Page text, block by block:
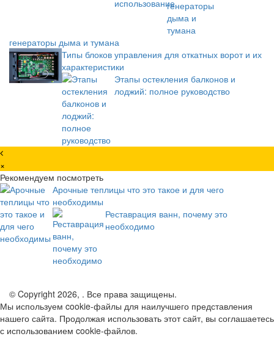
генераторы дыма и тумана
Типы блоков управления для откатных ворот и их
характеристики
Этапы остекления балконов и
лоджий: полное руководство
×
Рекомендуем посмотреть
Арочные теплицы что это такое и для чего
необходимы
Реставрация ванн, почему это
необходимо
© Copyright 2026, . Все права защищены.
Мы используем cookie-файлы для наилучшего представления
нашего сайта. Продолжая использовать этот сайт, вы соглашаетесь
с использованием cookie-файлов.